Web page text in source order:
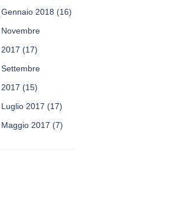
Gennaio 2018 (16)
Novembre
2017 (17)
Settembre
2017 (15)
Luglio 2017 (17)
Maggio 2017 (7)